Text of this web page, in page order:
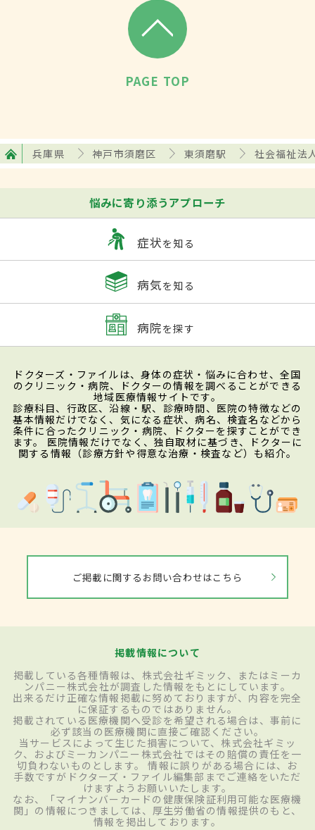
PAGE TOP
兵庫県 神戸市須磨区 東須磨駅 社会福祉法
悩みに寄り添うアプローチ
症状を知る
病気を知る
病院を探す
ドクターズ・ファイルは、身体の症状・悩みに合わせ、全国
のクリニック・病院、ドクターの情報を調べることができる
地域医療情報サイトです。
診療科目、行政区、沿線・駅、診療時間、医院の特徴などの
基本情報だけでなく、気になる症状、病名、検査名などから
条件に合ったクリニック・病院、ドクターを探すことができ
ます。 医院情報だけでなく、独自取材に基づき、ドクターに
関する情報（診療方針や得意な治療・検査など）も紹介。
ご掲載に関するお問い合わせはこちら
掲載情報について
掲載している各種情報は、株式会社ギミック、またはミーカ
ンパニー株式会社が調査した情報をもとにしています。
出来るだけ正確な情報掲載に努めておりますが、内容を完全
に保証するものではありません。
掲載されている医療機関へ受診を希望される場合は、事前に
必ず該当の医療機関に直接ご確認ください。
当サービスによって生じた損害について、株式会社ギミッ
ク、およびミーカンパニー株式会社ではその賠償の責任を一
切負わないものとします。 情報に誤りがある場合には、お
手数ですがドクターズ・ファイル編集部までご連絡をいただ
けますようお願いいたします。
なお、「マイナンバーカードの健康保険証利用可能な医療機
関」の情報につきましては、厚生労働省の情報提供のもと、
情報を掲出しております。